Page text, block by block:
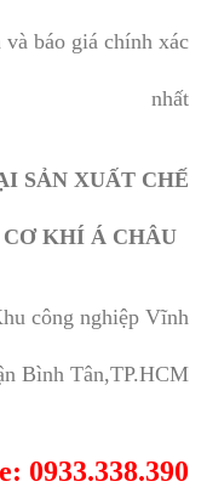
báo giá chính xác
nhất
SẢN XUẤT CHẾ
KHÍ Á CHÂU
công nghiệp Vĩnh
Bình Tân,TP.HCM
0933.338.390